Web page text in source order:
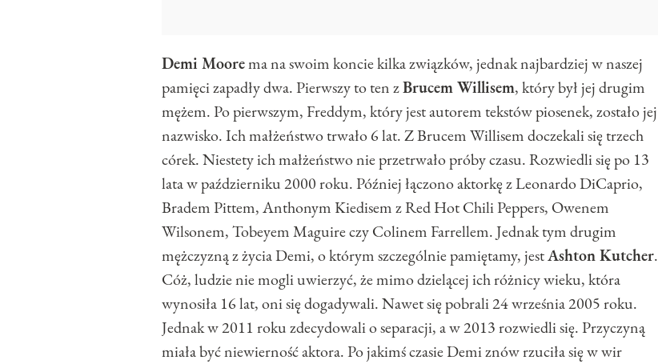
Demi Moorema na swoim koncie kilka związków, jednak najbardziej w naszej
pamięci zapadły dwa. Pierwszy to ten zBrucem Willisem, który był jej drugim
mężem. Po pierwszym, Freddym, który jest autorem tekstów piosenek, zostało jej
nazwisko. Ich małżeństwo trwało 6 lat. Z Brucem Willisem doczekali się trzech
córek. Niestety ich małżeństwo nie przetrwało próby czasu. Rozwiedli się po 13
lata w październiku 2000 roku. Później łączono aktorkę z Leonardo DiCaprio,
Bradem Pittem, Anthonym Kiedisem z Red Hot Chili Peppers, Owenem
Wilsonem, Tobeyem Maguire czy Colinem Farrellem. Jednak tym drugim
mężczyzną z życia Demi, o którym szczególnie pamiętamy, jestAshton Kutcher.
Cóż, ludzie nie mogli uwierzyć, że mimo dzielącej ich różnicy wieku, która
wynosiła 16 lat, oni się dogadywali. Nawet się pobrali 24 września 2005 roku.
Jednak w 2011 roku zdecydowali o separacji, a w 2013 rozwiedli się. Przyczyną
miała być niewierność aktora. Po jakimś czasie Demi znów rzuciła się w wir